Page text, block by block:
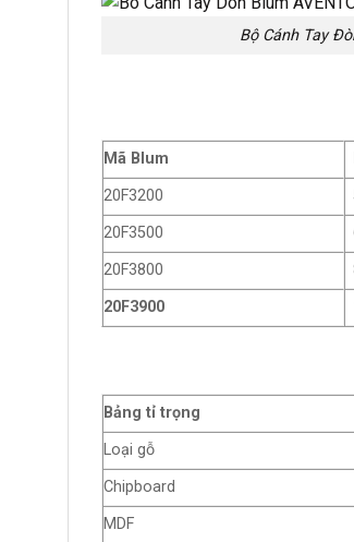
Bộ Cánh Tay
Mã Blum
20F3200
20F3500
20F3800
20F3900
Bảng tỉ trọng
Loại gỗ
Chipboard
MDF